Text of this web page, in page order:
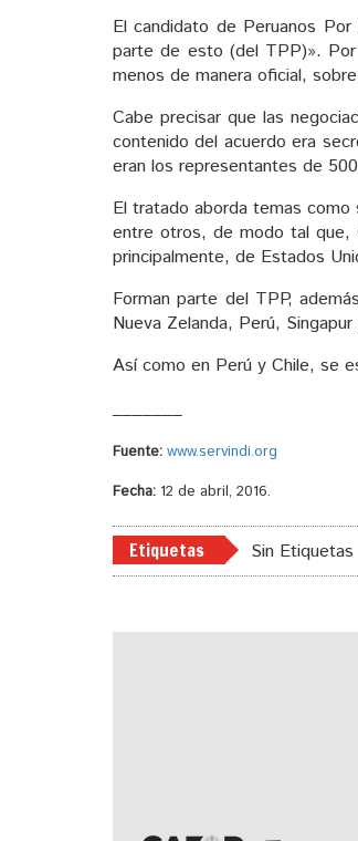
El candidato de Peruanos
parte de esto (del TPP)».
menos de manera oficial,
Cabe precisar que las
contenido del acuerdo era
eran los representantes de
El tratado aborda temas
entre otros, de modo tal
principalmente, de Estados
Forman parte del TPP,
Nueva Zelanda, Perú,
Así como en Perú y Chile, se
Fuente: www.servindi.org
Fecha: 12 de abril, 2016.
Etiquetas Sin Etiquetas